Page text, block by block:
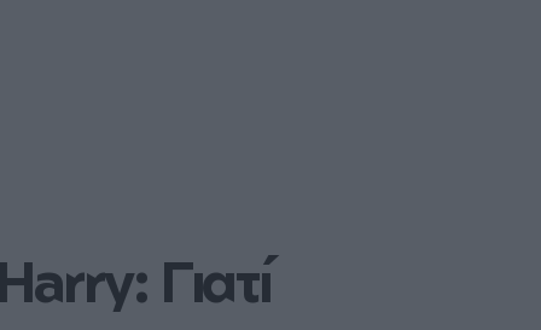
Γιατί